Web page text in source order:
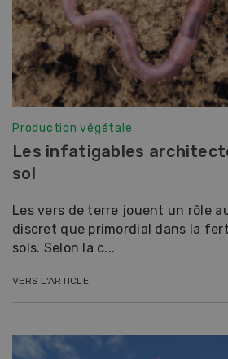
Production végétale
Les infatigables
sol
Les vers de terre jouent un rôle
discret que primordial dans la
sols. Selon la c...
VERS L'ARTICLE